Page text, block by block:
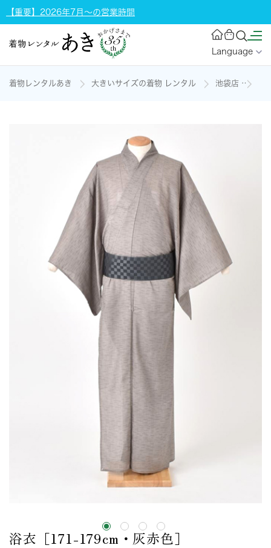
【重要】2026年7月～の営業時間
Language
着物レンタルあき 大きいサイズの着物 レンタル 池袋店
浴衣［171-179cm・灰赤色］